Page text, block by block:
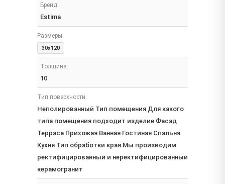
Бренд:
Estima
Размеры:
30x120
Толщина:
10
Тип поверхности:
Неполированный Тип помещения Для какого
типа помещения подходит изделие Фасад
Терраса Прихожая Ванная Гостиная Спальня
Кухня Тип обработки края Мы производим
ректифицированный и неректифицированный
керамогранит